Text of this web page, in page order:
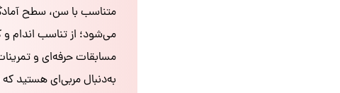
متناسب با سن، سطح
می‌شود؛ از تناسب اندام
مسابقات حرفه‌ای و
به‌دنبال مربی‌ای هستید که